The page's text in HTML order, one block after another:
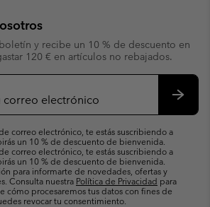
y recibe un 10 % de descuento en
120 € en artículos no rebajados.
correo electrónico, te estás suscribiendo a
un 10 % de descuento de bienvenida.
correo electrónico, te estás suscribiendo a
un 10 % de descuento de bienvenida.
para informarte de novedades, ofertas y
Consulta nuestra Política de Privacidad para
cómo procesaremos tus datos con fines de
revocar tu consentimiento.